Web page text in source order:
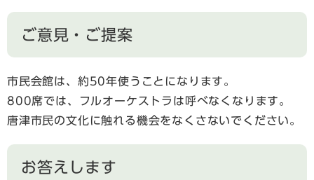
ご意見・ご提案
市民会館は、約50年使うことになります。
800席では、フルオーケストラは呼べなくなります。
唐津市民の文化に触れる機会をなくさないでください。
お答えします